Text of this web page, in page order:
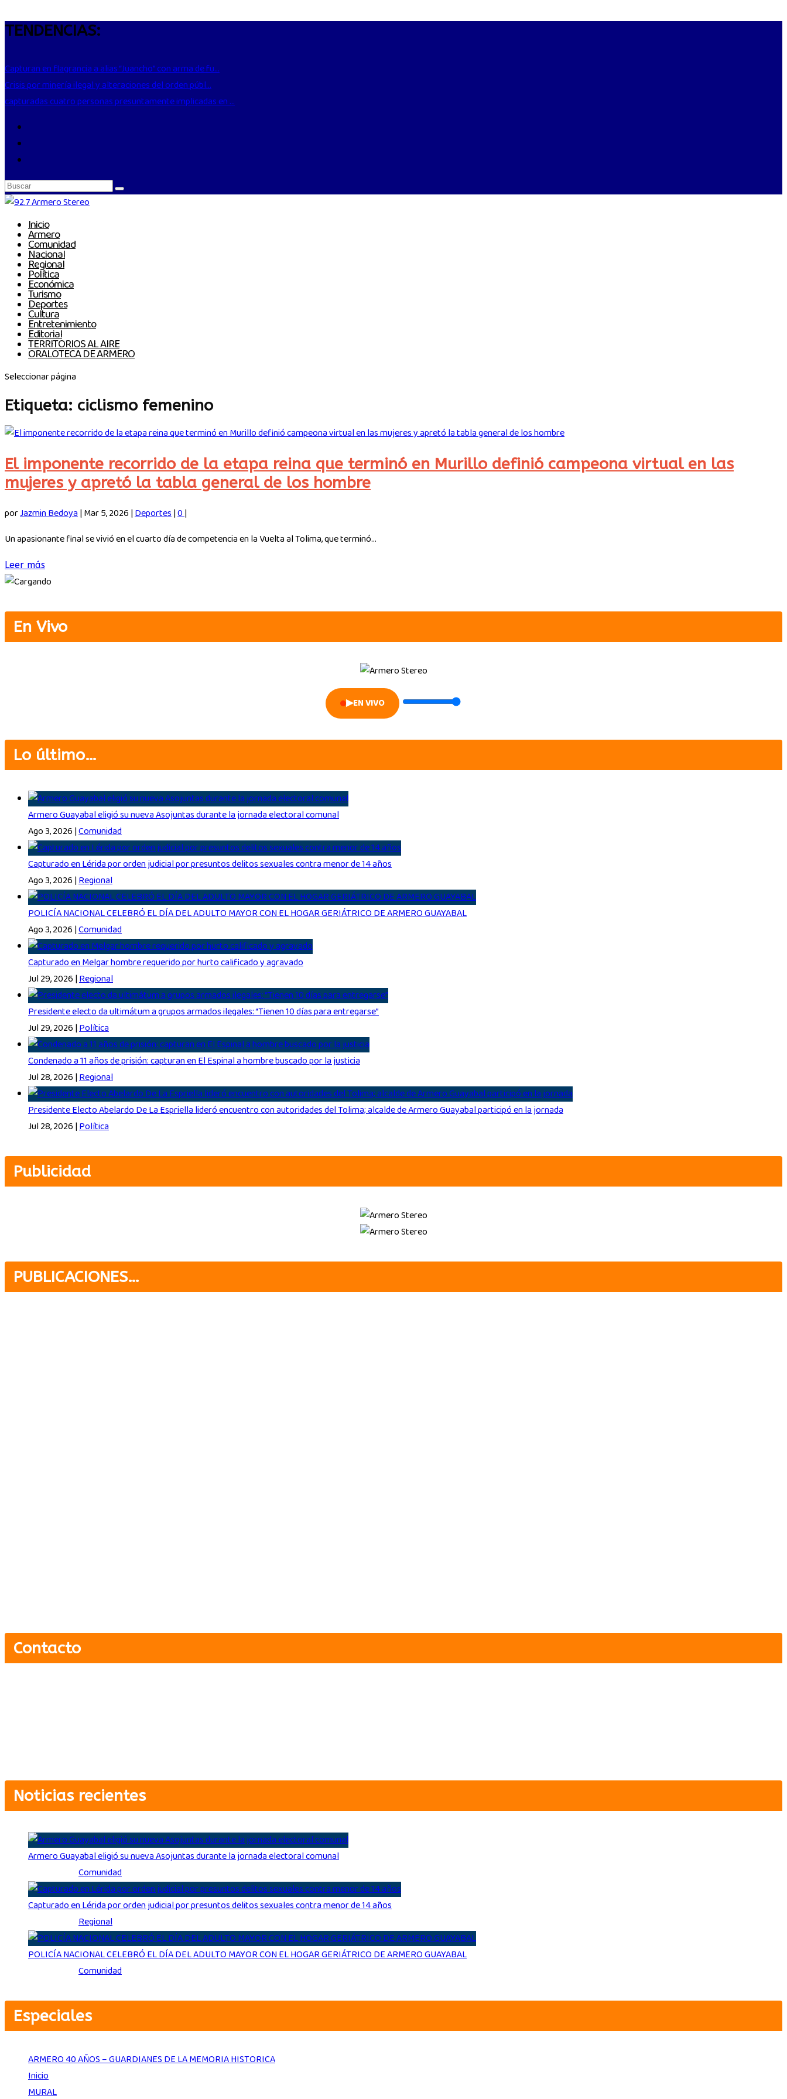
TENDENCIAS:
Capturan en flagrancia a alias “Juancho” con arma de fu...
Crisis por minería ilegal y alteraciones del orden públ...
capturadas cuatro personas presuntamente implicadas en ...
Inicio
Armero
Comunidad
Nacional
Regional
Política
Económica
Turismo
Deportes
Cultura
Entretenimiento
Editorial
TERRITORIOS AL AIRE
ORALOTECA DE ARMERO
Seleccionar página
Etiqueta: ciclismo femenino
El imponente recorrido de la etapa reina que terminó en Murillo definió campeona virtual en las
mujeres y apretó la tabla general de los hombre
porJazmin Bedoya|Mar 5, 2026|Deportes|0|
Un apasionante final se vivió en el cuarto día de competencia en la Vuelta al Tolima, que terminó...
Leer más
En Vivo
▶EN VIVO
Lo último…
Armero Guayabal eligió su nueva Asojuntas durante la jornada electoral comunal
Ago 3, 2026|Comunidad
Capturado en Lérida por orden judicial por presuntos delitos sexuales contra menor de 14 años
Ago 3, 2026|Regional
POLICÍA NACIONAL CELEBRÓ EL DÍA DEL ADULTO MAYOR CON EL HOGAR GERIÁTRICO DE ARMERO GUAYABAL
Ago 3, 2026|Comunidad
Capturado en Melgar hombre requerido por hurto calificado y agravado
Jul 29, 2026|Regional
Presidente electo da ultimátum a grupos armados ilegales: “Tienen 10 días para entregarse”
Jul 29, 2026|Política
Condenado a 11 años de prisión: capturan en El Espinal a hombre buscado por la justicia
Jul 28, 2026|Regional
Presidente Electo Abelardo De La Espriella lideró encuentro con autoridades del Tolima; alcalde de Armero Guayabal participó en la jornada
Jul 28, 2026|Política
Publicidad
PUBLICACIONES…
Contacto
Noticias recientes
Armero Guayabal eligió su nueva Asojuntas durante la jornada electoral comunal
Comunidad
Capturado en Lérida por orden judicial por presuntos delitos sexuales contra menor de 14 años
Regional
POLICÍA NACIONAL CELEBRÓ EL DÍA DEL ADULTO MAYOR CON EL HOGAR GERIÁTRICO DE ARMERO GUAYABAL
Comunidad
Especiales
ARMERO 40 AÑOS – GUARDIANES DE LA MEMORIA HISTORICA
Inicio
MURAL